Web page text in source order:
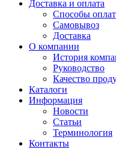
Доставка и оплата
Способы
Самовывоз
Доставка
О компании
История
Руководство
Качество
Каталоги
Информация
Новости
Статьи
Терминология
Контакты